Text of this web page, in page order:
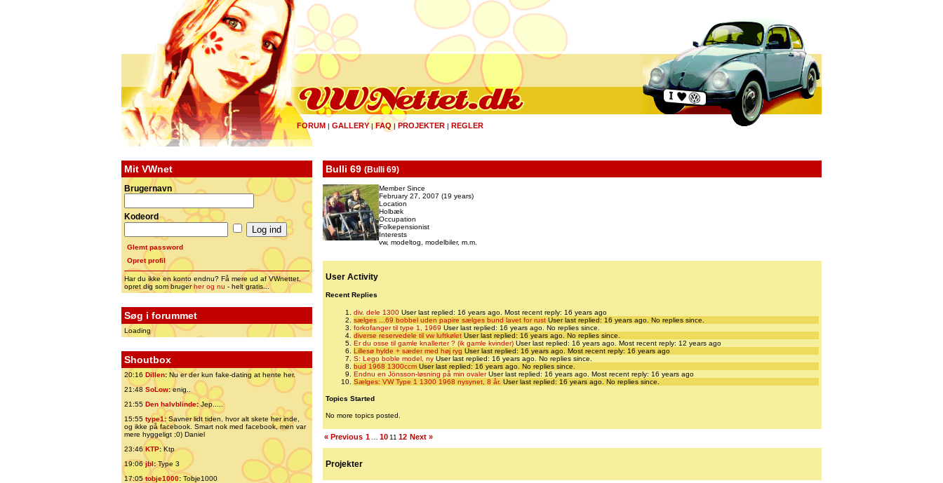
FORUM | GALLERY|FAQ | PROJEKTER | REGLER
Mit VWnet
Brugernavn
Kodeord
Glemt password
Opret profil
Har du ikke en konto endnu? Få mere ud af VWnettet,
opret dig som brugerher og nu - helt gratis...
Søg i forummet
Loading
Shoutbox
20:16 Dillen: Nu er der kun fake-dating at hente her.
21:48 SoLow:enig..
21:55 Den halvblinde:Jep.....
15:55 type1:Savner lidt tiden, hvor alt skete her inde,
og ikke på facebook. Smart nok med facebook, men var
mere hyggeligt ;0) Daniel
23:46 KTP:Ktp
19:06jbl:Type 3
17:05tobje1000: Tobje1000
Bulli 69 (Bulli 69)
Member Since
February 27, 2007 (19 years)
Location
Holbæk
Occupation
Folkepensionist
Interests
vw, modeltog, modelbiler, m.m.
User Activity
Recent Replies
div. dele 1300 User last replied: 16 years ago. Most recent reply: 16 years ago
sælges ...69 bobbel uden papire sælges bund lavet for rust User last replied: 16 years ago. No replies since.
forkofanger til type 1, 1969 User last replied: 16 years ago. No replies since.
diverse reservedele til vw luftkølet User last replied: 16 years ago. No replies since.
Er du osse til gamle knallerter ? (ik gamle kvinder) User last replied: 16 years ago. Most recent reply: 12 years ago
Lillesø hylde + sæder med høj ryg User last replied: 16 years ago. Most recent reply: 16 years ago
S: Lego boble model, ny User last replied: 16 years ago. No replies since.
bud 1968 1300ccm User last replied: 16 years ago. No replies since.
Endnu en Jönsson-løsning på min ovalerUser last replied: 16 years ago. Most recent reply: 16 years ago
Sælges: VW Type 1 1300 1968 nysynet, 8 år. User last replied: 16 years ago. No replies since.
Topics Started
No more topics posted.
« Previous 1 10 11 12 Next »
Projekter